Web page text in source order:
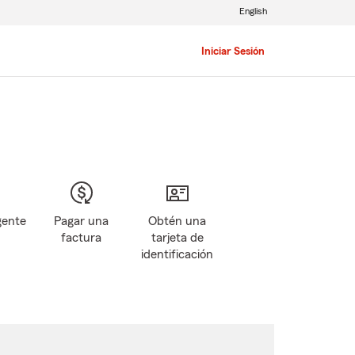
Iniciar Sesión
English
Pagar una
factura
Obtén una
tarjeta de
identificación